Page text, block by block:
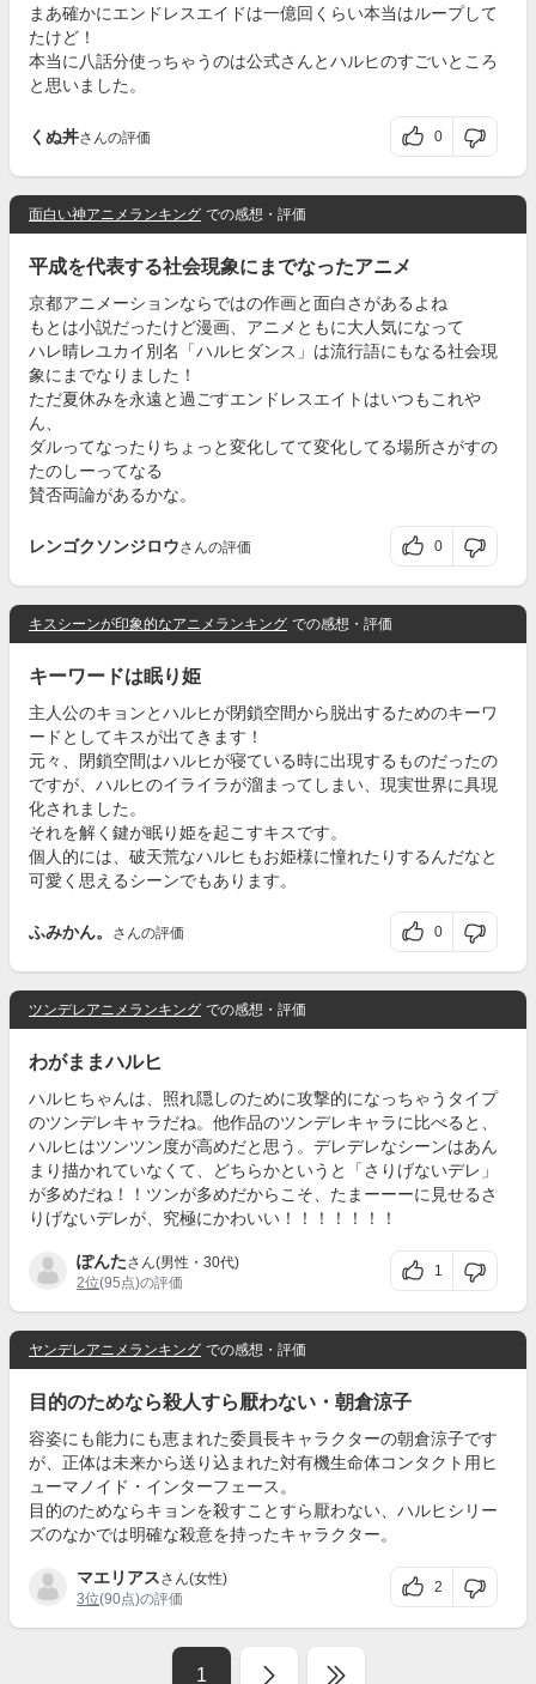
まあ確かにエンドレスエイドは一億回くらい本当はループして
たけど！
本当に八話分使っちゃうのは公式さんとハルヒのすごいところ
と思いました。
くぬ丼さんの評価 0
面白い神アニメランキング での感想・評価
平成を代表する社会現象にまでなったアニメ
京都アニメーションならではの作画と面白さがあるよね
もとは小説だったけど漫画、アニメともに大人気になって
ハレ晴レユカイ別名「ハルヒダンス」は流行語にもなる社会現
象にまでなりました！
ただ夏休みを永遠と過ごすエンドレスエイトはいつもこれや
ん、
ダルってなったりちょっと変化してて変化してる場所さがすの
たのしーってなる
賛否両論があるかな。
レンゴクソンジロウさんの評価 0
キスシーンが印象的なアニメランキング での感想・評価
キーワードは眠り姫
主人公のキョンとハルヒが閉鎖空間から脱出するためのキーワ
ードとしてキスが出てきます！
元々、閉鎖空間はハルヒが寝ている時に出現するものだったの
ですが、ハルヒのイライラが溜まってしまい、現実世界に具現
化されました。
それを解く鍵が眠り姫を起こすキスです。
個人的には、破天荒なハルヒもお姫様に憧れたりするんだなと
可愛く思えるシーンでもあります。
ふみかん。 さんの評価 0
ツンデレアニメランキング での感想・評価
わがままハルヒ
ハルヒちゃんは、照れ隠しのために攻撃的になっちゃうタイプ
のツンデレキャラだね。他作品のツンデレキャラに比べると、
ハルヒはツンツン度が高めだと思う。デレデレなシーンはあん
まり描かれていなくて、どちらかというと「さりげないデレ」
が多めだね！！ツンが多めだからこそ、たまーーーに見せるさ
りげないデレが、究極にかわいい！！！！！！！
ぽんたさん(男性・30代)
2位(95点)の評価
1
ヤンデレアニメランキング での感想・評価
目的のためなら殺人すら厭わない・朝倉涼子
容姿にも能力にも恵まれた委員長キャラクターの朝倉涼子です
が、正体は未来から送り込まれた対有機生命体コンタクト用ヒ
ューマノイド・インターフェース。
目的のためならキョンを殺すことすら厭わない、ハルヒシリー
ズのなかでは明確な殺意を持ったキャラクター。
マエリアスさん(女性)
3位(90点)の評価
2
1